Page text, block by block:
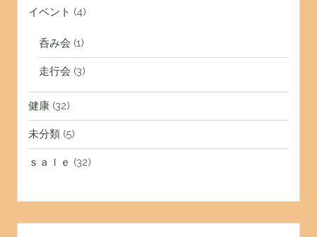
イベント (4)
呑み会 (1)
走行会 (3)
健康(32)
未分類(5)
ｓａｌｅ (32)